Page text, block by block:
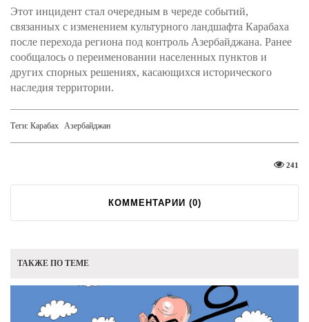
Этот инцидент стал очередным в череде событий,
связанных с изменением культурного ландшафта Карабаха
после перехода региона под контроль Азербайджана. Ранее
сообщалось о переименовании населенных пунктов и
других спорных решениях, касающихся исторического
наследия территории.
Теги: Карабах Азербайджан
241
КОММЕНТАРИИ (0)
ТАКЖЕ ПО ТЕМЕ